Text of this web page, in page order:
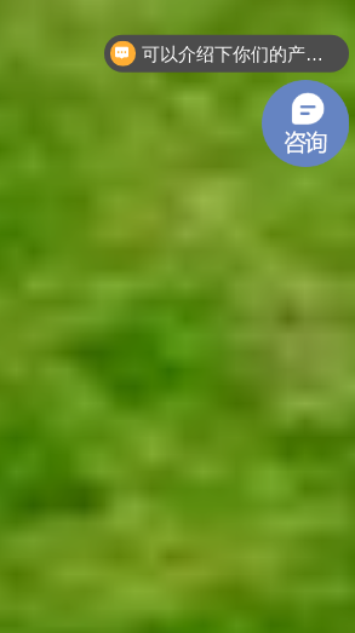
你们产品是怎么收费的呢？